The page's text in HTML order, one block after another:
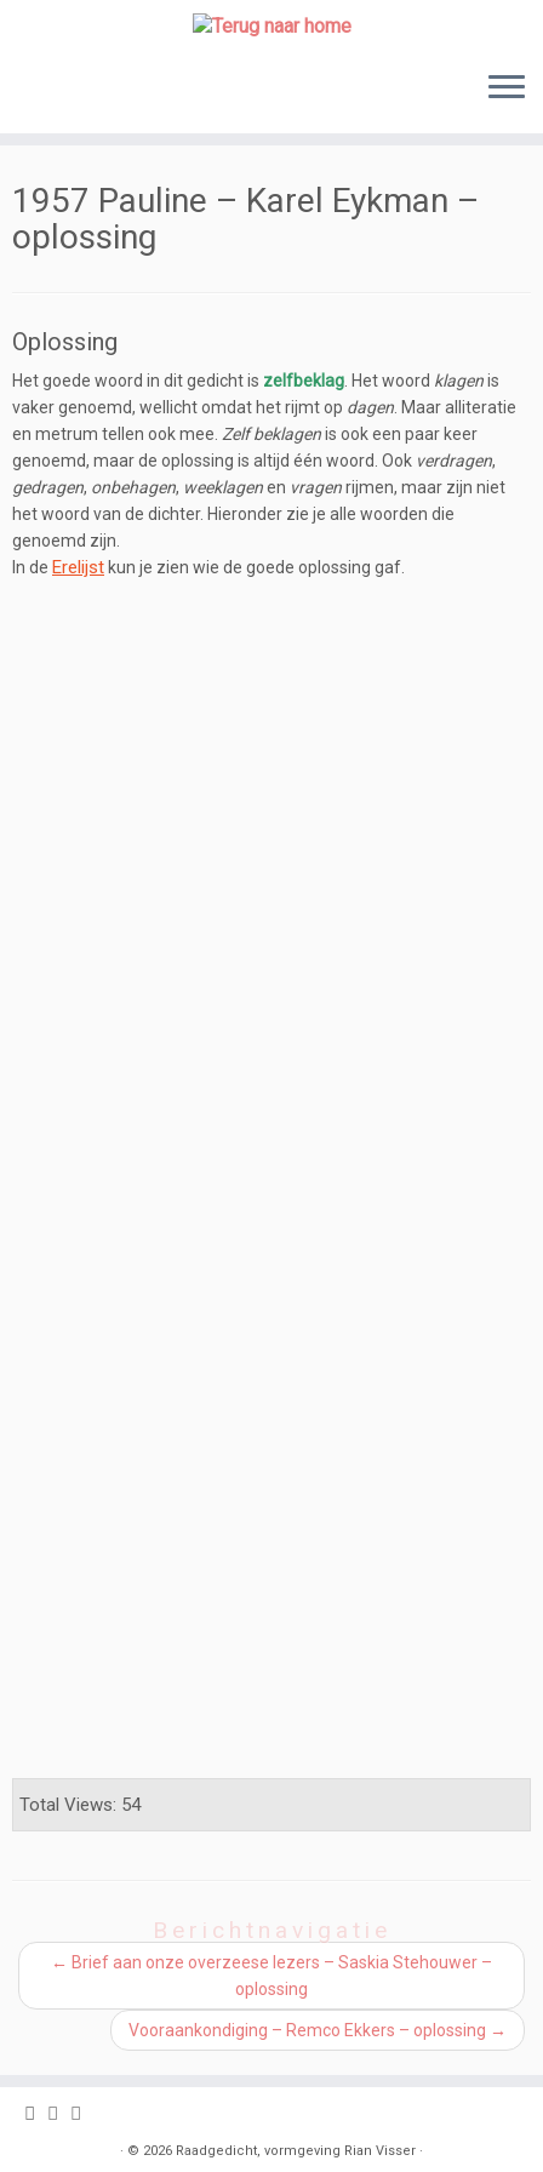
1957 Pauline – Karel Eykman –
oplossing
Oplossing
Het goede woord in dit gedicht is zelfbeklag . Het woord klagenis
vaker genoemd, wellicht omdat het rijmt op dagen . Maar alliteratie
en metrum tellen ook mee. Zelf beklagenis ook een paar keer
genoemd, maar de oplossing is altijd één woord. Ook verdragen,
gedragen, onbehagen, weeklagenen vragenrijmen, maar zijn niet
het woord van de dichter. Hieronder zie je alle woorden die
genoemd zijn.
In de Erelijst kun je zien wie de goede oplossing gaf.
Total Views: 54
Berichtnavigatie
← Brief aan onze overzeese lezers – Saskia Stehouwer –
oplossing
Vooraankondiging – Remco Ekkers – oplossing →
· © 2026 Raadgedicht, vormgeving Rian Visser ·